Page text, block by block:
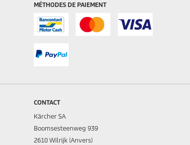
MÉTHODES DE PAIEMENT
CONTACT
Kärcher SA
Boomsesteenweg 939
2610 Wilrijk (Anvers)